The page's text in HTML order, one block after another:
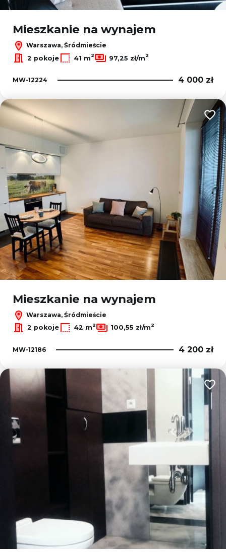
Mieszkanie na wynajem
Warszawa, Śródmieście
2 pokoje
41 m2 97,25 zł/m2
MW-12224 4 000 zł
Mieszkanie na wynajem
Warszawa, Śródmieście
2 pokoje
42 m2 100,55 zł/m2
MW-12186 4 200 zł